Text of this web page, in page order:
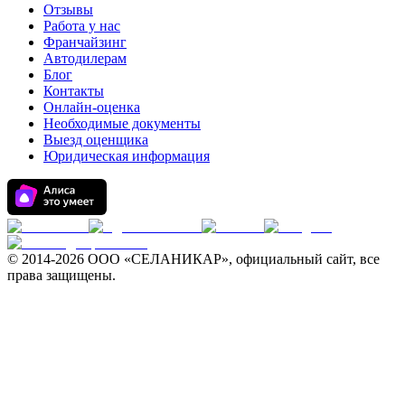
Отзывы
Работа у нас
Франчайзинг
Автодилерам
Блог
Контакты
Онлайн-оценка
Необходимые документы
Выезд оценщика
Юридическая информация
© 2014-2026 ООО «СЕЛАНИКАР», официальный сайт, все
права защищены.